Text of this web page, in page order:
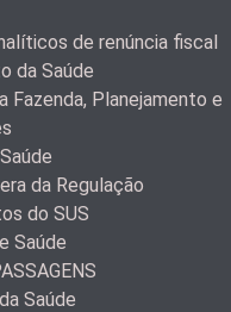
de renúncia fiscal
da Saúde
Fazenda, Planejamento e
da Regulação
do SUS
Saúde
Saúde